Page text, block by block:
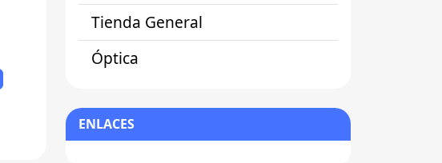
Tienda General
Óptica
ENLACES